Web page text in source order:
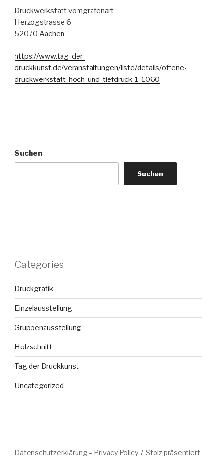
Druckwerkstatt vomgrafenart
Herzogstrasse 6
52070 Aachen
https://www.tag-der-
druckkunst.de/veranstaltungen/liste/details/offene-
druckwerkstatt-hoch-und-tiefdruck-1-1060
Suchen
Suchen
Categories
Druckgrafik
Einzelausstellung
Gruppenausstellung
Holzschnitt
Tag der Druckkunst
Uncategorized
Datenschutzerklärung – Privacy Policy Stolz präsentiert